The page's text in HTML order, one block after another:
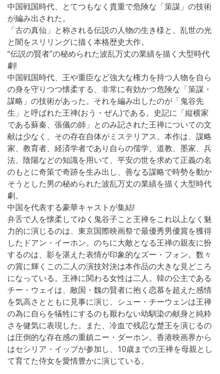
中国戦国時代、とてつもなく貴重で危険な「策謀」の技術
が編み出された。
「古の真仙」と称される伝説の人物の生き様と、乱世の光
と闇をスリリングに描く本格歴史大作。
“伝説の賢者”の秘められた波乱万丈の業績を描く大型時代
劇!
中国戦国時代、王や重臣など強大な権力を持つ人物を自ら
の身を守りつつ懐柔する、非常に有効かつ危険な「策謀・
謀略」の技術があった。それを編み出したのが「鬼谷先
生」と呼ばれた王禅(おう・ぜん)である。史記に「縦横家
である蘇秦、張儀の師」とのみ記された王禅についての文
献は少なく、その存在自体がミステリアス。本作は、謀略
家、教育者、経済学者であり自らの儒学、道教、墨家、兵
法、陰陽などの知識を用いて、平安の世を求めて正義の名
のもとに奇策で奇跡を生み出し、善なる謀略で時勢を動か
そうとした男の秘められた波乱万丈の業績を描く大型時代
劇。
中国を代表する豪華キャストが集結!
弁舌で人を懐柔してゆく鬼谷子こと王禅をこれ以上なく魅
力的に演じるのは、東京国際映画祭で最優秀男優賞を獲得
したドアン・イーホン。のちに大敵となる王禅の親友に扮
するのは、影を湛えた表情が印象的なズー・フォン。数々
の賞に輝くこの二人の演技対決は本作品の大きな見どころ
になっている。王禅に関わる女性は二人。韓の公主である
チー・ウェイは、敵国・魏の賢者に抱く恋慕を超えた感情
を気高さとともに見事に演じ、シュー・チーウェンは王禅
の為に自らを犠牲にするのも厭わない幼馴染の献身と純粋
さを健気に表現した。また、冷血で残忍な楚王を演じるの
は圧倒的な存在感の重鎮ニー・ダーホン。香港映画界から
はセシリア・イップが参加し、10歳までの王禅を母親とし
て育てた侍女を愛情豊かに演じている。